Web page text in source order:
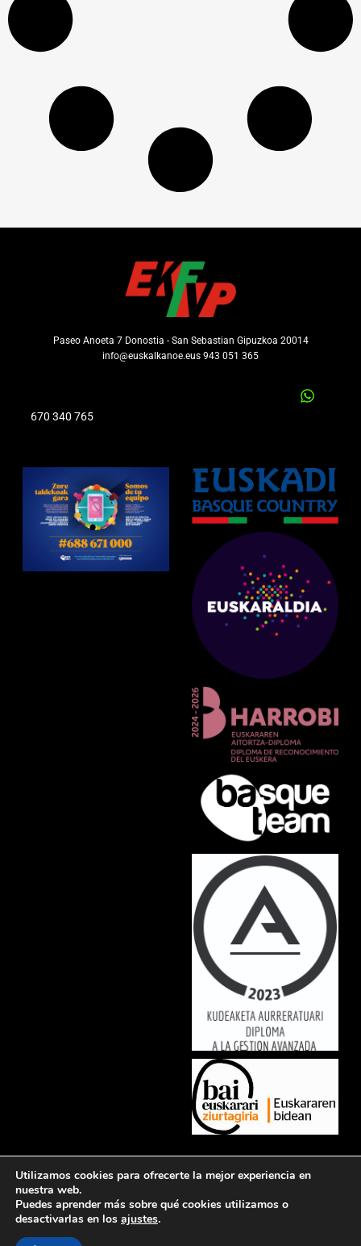
Paseo Anoeta 7 Donostia - San Sebastian Gipuzkoa 20014
info@euskalkanoe.eus 943 051 365
670 340 765
luctus nec ullamcorper mattis, pulvinar dapibus leo.
Utilizamos cookies para ofrecerte la mejor experiencia en
nuestra web.
Puedes aprender más sobre qué cookies utilizamos o
desactivarlas en los ajustes.